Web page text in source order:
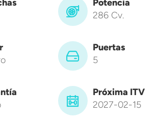
Potencia
286 Cv.
Puertas
5
Próxima ITV
2027-02-15